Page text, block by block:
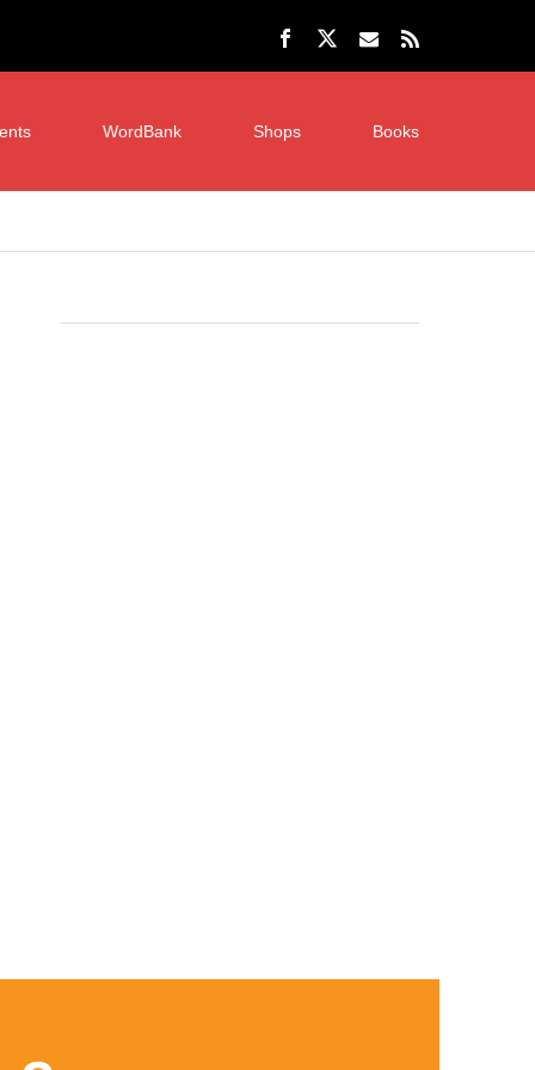
WordBank Shops Books